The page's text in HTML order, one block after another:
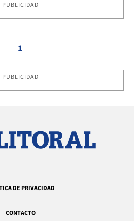
PUBLICIDAD
1
PUBLICIDAD
DE PRIVACIDAD
CONTACTO